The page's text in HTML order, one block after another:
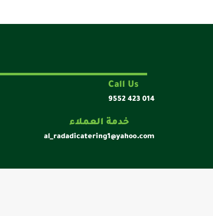
Call Us
9552 423 014
خدمة العملاء
al_radadicatering1@yahoo.com